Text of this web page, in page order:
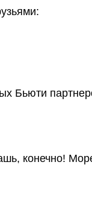
Бьюти
конечно!